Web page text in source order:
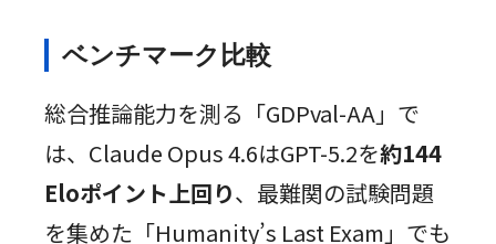
ベンチマーク比較
総合推論能力を測る「GDPval-AA」で
は、Claude Opus 4.6はGPT-5.2を約144
Eloポイント上回り、最難関の試験問題
を集めた「Humanity’s Last Exam」でも